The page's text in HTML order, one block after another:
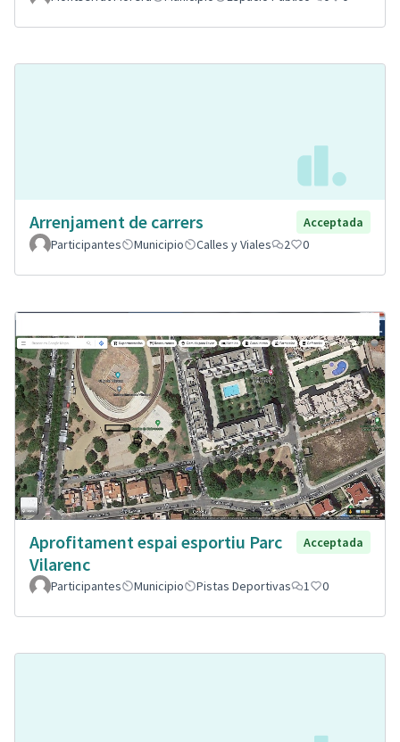
Arrenjament de carrers
Acceptada
Participantes
Municipio Calles y Viales 2 0
Aprofitament espai esportiu Parc
Vilarenc
Acceptada
Participantes Municipio Pistas Deportivas 1 0